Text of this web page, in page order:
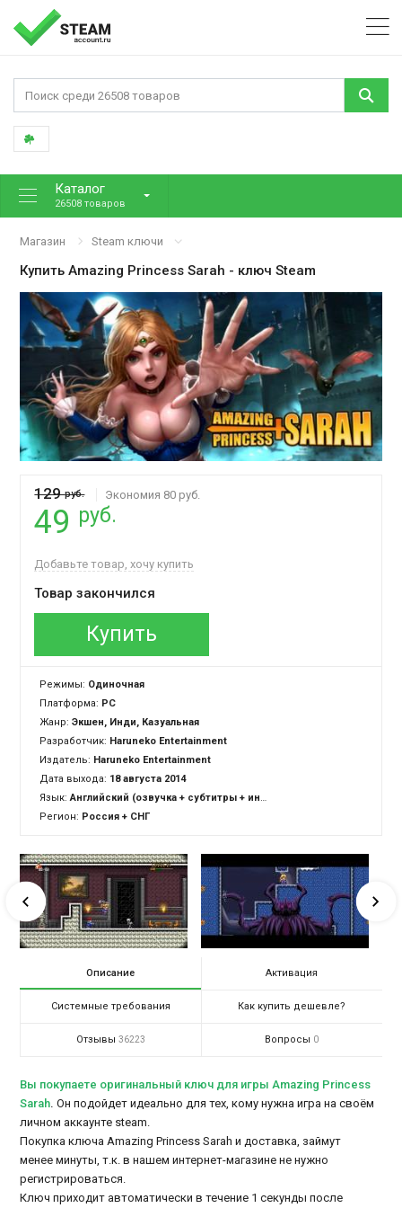
Каталог
26508 товаров
Магазин Steam ключи
КупитьAmazing Princess Sarah - ключ Steam
129руб. Экономия 80 руб.
49 руб.
Добавьте товар, хочу купить
Товар закончился
Купить
Режимы: Одиночная
Платформа: PC
Жанр:Экшен, Инди, Казуальная
Разработчик: Haruneko Entertainment
Издатель: Haruneko Entertainment
Дата выхода: 18 августа 2014
Язык:Английский (озвучка + субтитры + интерфейс)
Регион: Россия + СНГ
Описание Активация
Системные требования Как купить дешевле?
Отзывы 36223 Вопросы 0
Вы покупаете оригинальный ключ для игры Amazing Princess
Sarah. Он подойдет идеально для тех, кому нужна игра на своём
личном аккаунте steam.
Покупка ключа Amazing Princess Sarah и доставка, займут
менее минуты, т.к. в нашем интернет-магазине не нужно
регистрироваться.
Ключ приходит автоматически в течение 1 секунды после